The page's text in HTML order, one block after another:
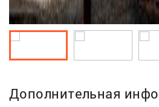
Дополнительная